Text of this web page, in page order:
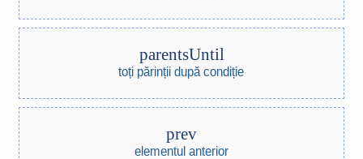
parentsUntil
toți părinții după condiție
prev
elementul anterior